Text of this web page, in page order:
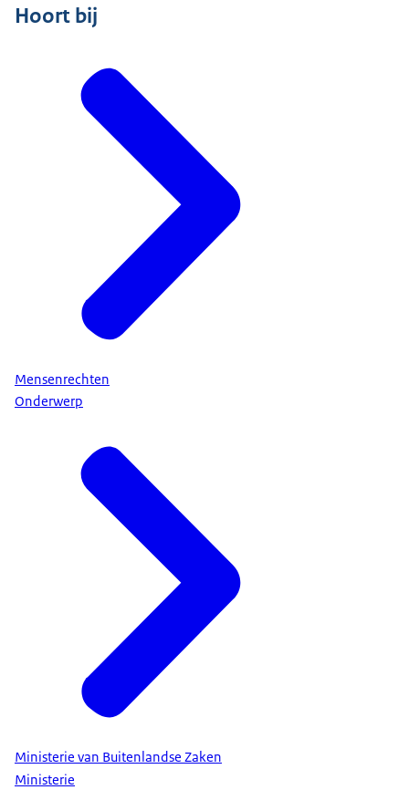
Hoort bij
Mensenrechten
Onderwerp
Ministerie van Buitenlandse Zaken
Ministerie